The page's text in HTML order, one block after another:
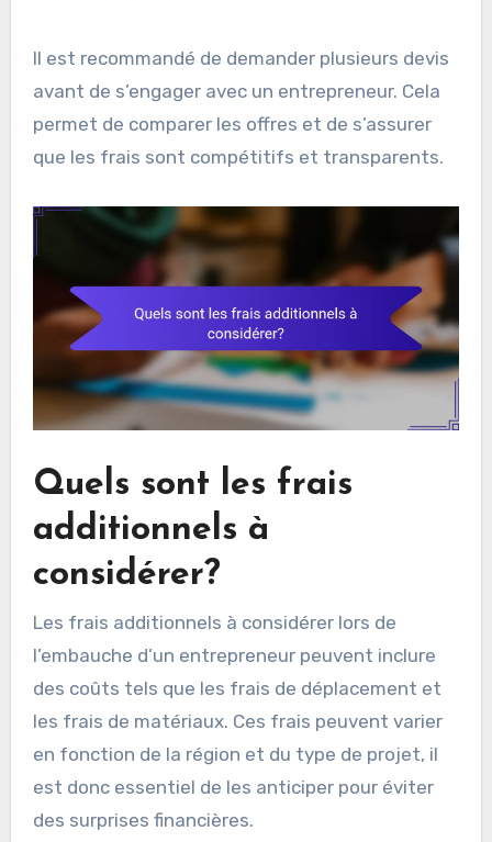
coûts, incluant la main-d’œuvre, les matériaux
et d’autres frais éventuels. Cela permet aux
clients de voir exactement ce qu’ils paient et
d’évaluer si le prix est juste par rapport aux
Il est recommandé de demander plusieurs devis
avant de s’engager avec un entrepreneur. Cela
permet de comparer les offres et de s’assurer
que les frais sont compétitifs et transparents.
Quels sont les frais
additionnels à
considérer?
Les frais additionnels à considérer lors de